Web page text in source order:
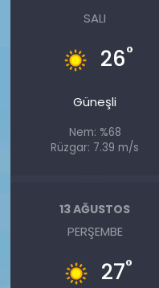
SALI
26°
Güneşli
Nem: %68
Rüzgar: 7.39 m/s
13 AĞUSTOS
PERŞEMBE
27°